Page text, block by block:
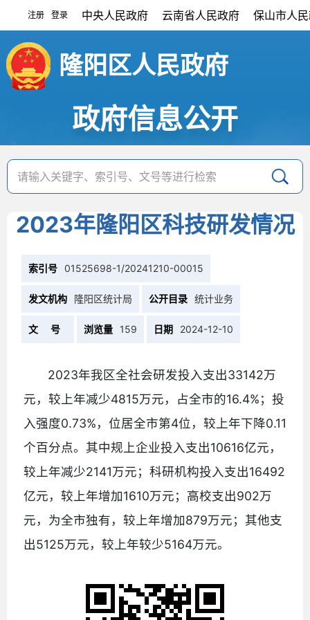
注册 登录 中央人民政府 云南省人民政府 保山市人
隆阳区人民政府
政府信息公开
2023年隆阳区科技研发情况
索引号 01525698-1/20241210-00015
发文机构 隆阳区统计局 公开目录 统计业务
文 号 浏览量 159 日期 2024-12-10
2023年我区全社会研发投入支出33142万
元，较上年减少4815万元，占全市的16.4%；投
入强度0.73%，位居全市第4位，较上年下降0.11
个百分点。其中规上企业投入支出10616亿元，
较上年减少2141万元；科研机构投入支出16492
亿元，较上年增加1610万元；高校支出902万
元，为全市独有，较上年增加879万元；其他支
出5125万元，较上年较少5164万元。